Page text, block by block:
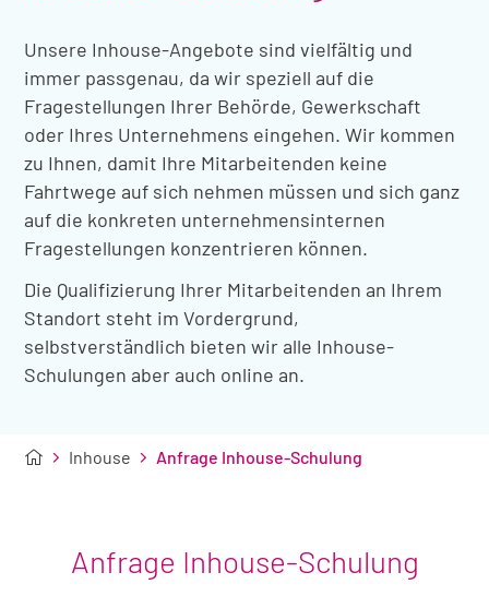
Unsere Inhouse-Angebote sind vielfältig und
immer passgenau, da wir speziell auf die
Fragestellungen Ihrer Behörde, Gewerkschaft
oder Ihres Unternehmens eingehen. Wir kommen
zu Ihnen, damit Ihre Mitarbeitenden keine
Fahrtwege auf sich nehmen müssen und sich ganz
auf die konkreten unternehmensinternen
Fragestellungen konzentrieren können.
Die Qualifizierung Ihrer Mitarbeitenden an Ihrem
Standort steht im Vordergrund,
selbstverständlich bieten wir alle Inhouse-
Schulungen aber auch online an.
Inhouse Anfrage Inhouse-Schulung
Anfrage Inhouse-Schulung